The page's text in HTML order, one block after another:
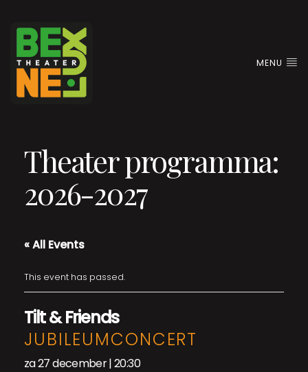
MENU
Theater programma:
2026-2027
« All Events
This event has passed.
Tilt & Friends
JUBILEUMCONCERT
za 27 december | 20:30